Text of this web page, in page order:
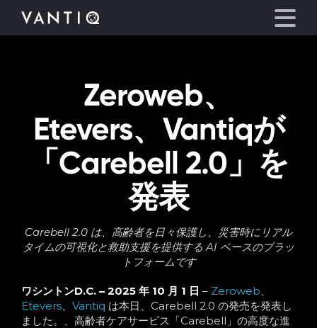
プラットフォーム
事業内容
パートナーシップ
会社情報
言語
Zeroweb、
Etevers、Vantiqが
「Carebell 2.0」を
発表
Carebell 2.0 は、高齢者を日々保護し、災害時にリアル
タイムの可視化と救助支援を提供する AI ベースのプラッ
トフォームです
ワシントンD.C. – 2025 年 10 月 1 日 – Zeroweb、
Etevers、 Vantiq は本日、Carebell 2.0 の発売を発表し
ました。
、高齢者ケアサービス「Carebell」の高度な進